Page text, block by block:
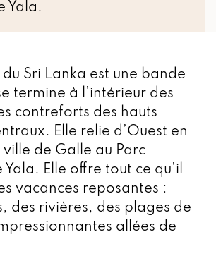
Yala.
du Sri Lanka est une bande
termine à l’intérieur des
contreforts des hauts
Elle relie d’Ouest en
ville de Galle au Parc
Elle offre tout ce qu’il
vacances reposantes :
des rivières, des plages de
allées de